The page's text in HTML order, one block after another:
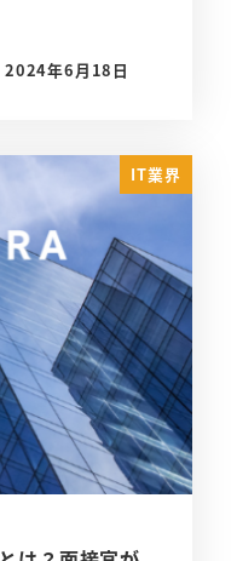
2024年6月18日
IT業界